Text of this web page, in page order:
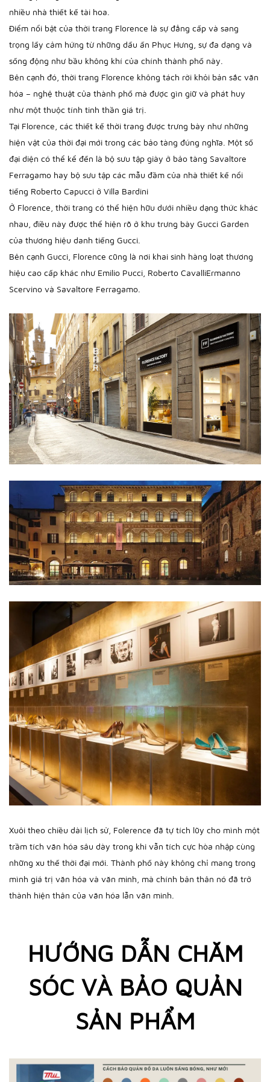
nhiều nhà thiết kế tài hoa.
Điểm nổi bật của thời trang Florence là sự đẳng cấp và sang
trọng lấy cảm hứng từ những dấu ấn Phục Hưng, sự đa dạng và
sống động như bầu không khí của chính thành phố này.
Bên cạnh đó, thời trang Florence không tách rời khỏi bản sắc văn
hóa – nghệ thuật của thành phố mà được gìn giữ và phát huy
như một thuộc tính tinh thần giá trị.
Tại Florence, các thiết kế thời trang được trưng bày như những
hiện vật của thời đại mới trong các bảo tàng đúng nghĩa. Một số
đại diện có thể kể đến là bộ sưu tập giày ở bảo tàng Savaltore
Ferragamo hay bộ sưu tập các mẫu đầm của nhà thiết kế nổi
tiếng Roberto Capucci ở Villa Bardini
Ở Florence, thời trang có thể hiện hữu dưới nhiều dạng thức khác
nhau, điều này được thể hiện rõ ở khu trưng bày Gucci Garden
của thương hiệu danh tiếng Gucci.
Bên cạnh Gucci, Florence cũng là nơi khai sinh hàng loạt thương
hiệu cao cấp khác như Emilio Pucci, Roberto CavalliErmanno
Scervino và Savaltore Ferragamo.
Xuôi theo chiều dài lịch sử, Folerence đã tự tích lũy cho mình một
trầm tích văn hóa sâu dày trong khi vẫn tích cực hòa nhập cùng
những xu thế thời đại mới. Thành phố này không chỉ mang trong
mình giá trị văn hóa và văn minh, mà chính bản thân nó đã trở
thành hiện thân của văn hóa lẫn văn minh.
HƯỚNG DẪN CHĂM
SÓC VÀ BẢO QUẢN
SẢN PHẨM